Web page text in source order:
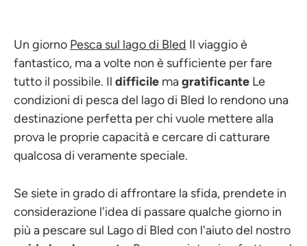
Un giorno Pesca sul lago di Bled Il viaggio è
fantastico, ma a volte non è sufficiente per fare
tutto il possibile. Il difficile magratificante Le
condizioni di pesca del lago di Bled lo rendono una
destinazione perfetta per chi vuole mettere alla
prova le proprie capacità e cercare di catturare
qualcosa di veramente speciale.
Se siete in grado di affrontare la sfida, prendete in
considerazione l'idea di passare qualche giorno in
più a pescare sul Lago di Bled con l'aiuto del nostro